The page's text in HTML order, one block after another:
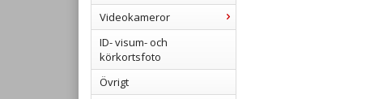
Videokameror
ID- visum- och
körkortsfoto
Övrigt